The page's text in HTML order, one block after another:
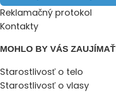
Reklamačný protokol
Kontakty
MOHLO BY VÁS ZAUJÍMAŤ
Starostlivosť o telo
Starostlivosť o vlasy